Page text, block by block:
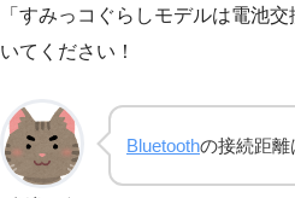
「すみっコぐらしモデルは電池
いてください！
Bluetoothの接続距離